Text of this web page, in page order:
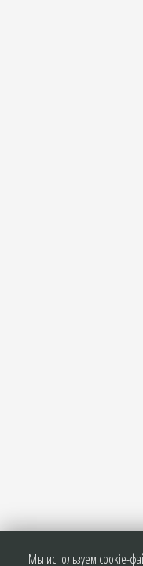
Мы используем cookie-